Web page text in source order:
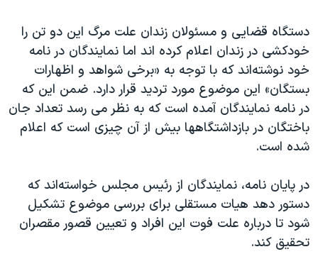
دستگاه قضایی و مسئولان زندان علت مرگ این دو تن را
خودکشی در زندان اعلام کرده اند اما نمایندگان در نامه
خود نوشته‌اند که با توجه به «برخی شواهد و اظهارات
بستگان» این موضوع مورد تردید قرار دارد. ضمن این که
در نامه نمایندگان آمده است که به نظر می رسد تعداد جان
باختگان در بازداشتگاهها بیش از آن چیزی است که اعلام
شده است.
در پایان نامه، نمایندگان از رئیس مجلس خواسته‌اند که
دستور دهد هیات مستقلی برای بررسی موضوع تشکیل
شود تا درباره علت فوت این افراد و تعیین قصور مقصران
تحقیق کند.